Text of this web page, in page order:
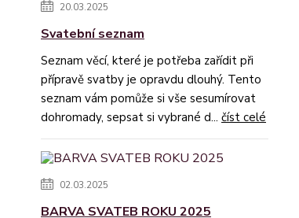
20.03.2025
Svatební seznam
Seznam věcí, které je potřeba zařídit při
přípravě svatby je opravdu dlouhý. Tento
seznam vám pomůže si vše sesumírovat
dohromady, sepsat si vybrané d... číst celé
02.03.2025
BARVA SVATEB ROKU 2025